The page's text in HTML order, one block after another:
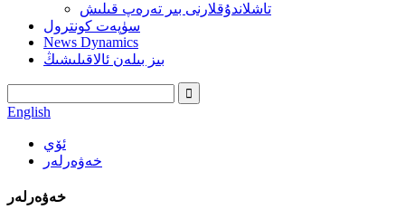
تاشلاندۇقلارنى بىر تەرەپ قىلىش
سۈپەت كونترول
News Dynamics
بىز بىلەن ئالاقىلىشىڭ
English
ئۆي
خەۋەرلەر
خەۋەرلەر